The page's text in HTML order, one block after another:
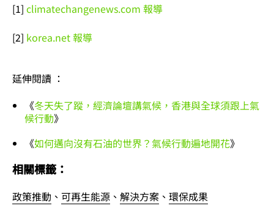
[1] climatechangenews.com 報導
[2] korea.net 報導
延伸閱讀 ：
《冬天失了蹤，經濟論壇講氣候，香港與全球須跟上氣
候行動》
《如何邁向沒有石油的世界？氣候行動遍地開花》
相關標籤：
政策推動 、 可再生能源 、 解決方案 、 環保成果